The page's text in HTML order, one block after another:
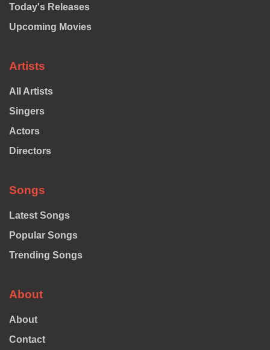
Today's Releases
Upcoming Movies
Artists
All Artists
Singers
Actors
Directors
Songs
Latest Songs
Popular Songs
Trending Songs
About
About
Contact